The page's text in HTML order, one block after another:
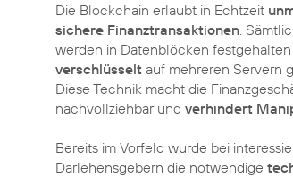
Die Blockchain erlaubt in Echtzeit
sichere Finanztransaktionen.
werden in Datenblöcken
verschlüsselt auf mehreren Servern
Diese Technik macht die
nachvollziehbar und verhindert
Bereits im Vorfeld wurde bei
Darlehensgebern die notwendige